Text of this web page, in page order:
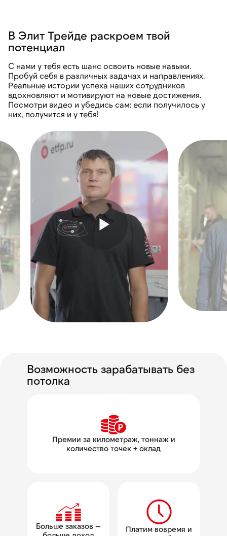
В Элит Трейде раскроем твой
потенциал
С нами у тебя есть шанс освоить новые навыки.
Пробуй себя в различных задачах и направлениях.
Реальные истории успеха наших сотрудников
вдохновляют и мотивируют на новые достижения.
Посмотри видео и убедись сам: если получилось у
них, получится и у тебя!
Возможность зарабатывать без
потолка
Премии за километраж, тоннаж и
количество точек + оклад
Больше заказов —
Платим вовремя и